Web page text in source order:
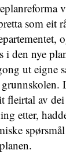
som eit
i den nye
ut eigne
fleirtal av dei
etter,